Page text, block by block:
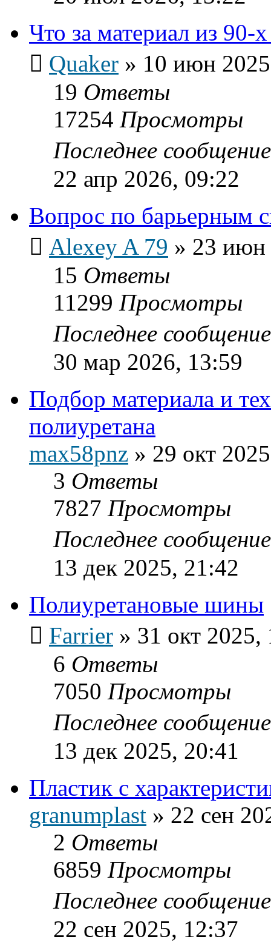
Что за материал из 90-
Quaker » 10 июн
19 Ответы
17254 Просмотры
Последнее
22 апр 2026, 09:22
Вопрос по барьерным
Alexey A 79 » 23 июн
15 Ответы
11299 Просмотры
Последнее
30 мар 2026, 13:59
Подбор материала и
полиуретана
max58pnz » 29 окт
3 Ответы
7827 Просмотры
Последнее
13 дек 2025, 21:42
Полиуретановые шины
Farrier » 31 окт 2025,
6 Ответы
7050 Просмотры
Последнее
13 дек 2025, 20:41
Пластик с
granumplast » 22 сен
2 Ответы
6859 Просмотры
Последнее
22 сен 2025, 12:37